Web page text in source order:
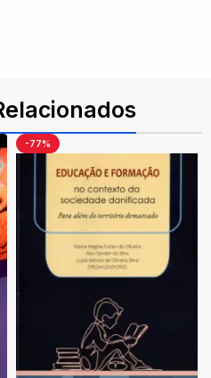
-77%